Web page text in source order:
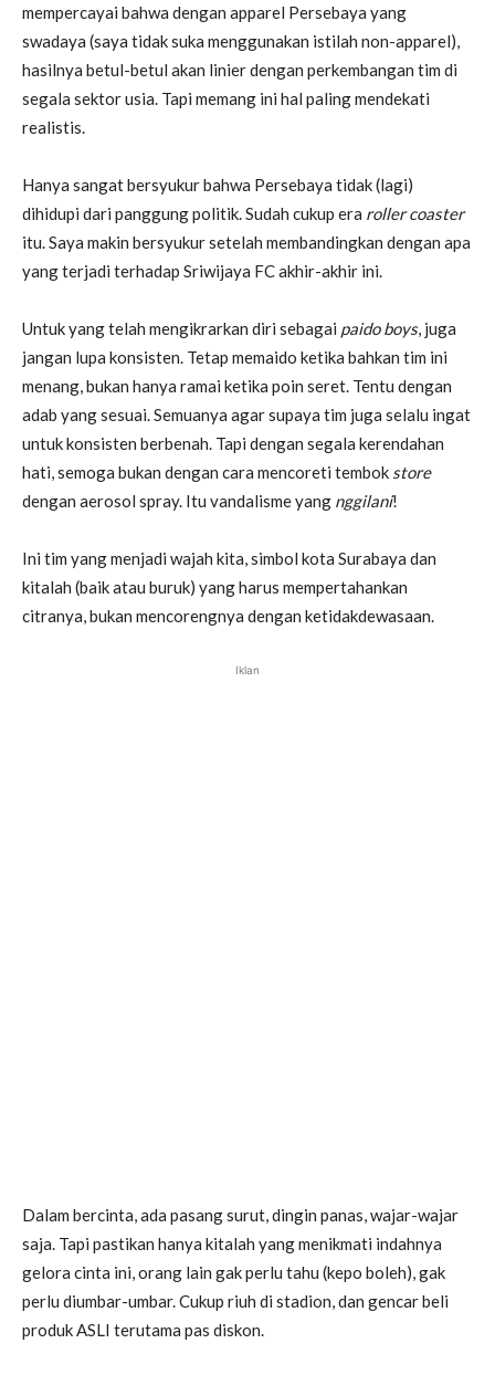
mempercayai bahwa dengan apparel Persebaya yang
swadaya (saya tidak suka menggunakan istilah non-apparel),
hasilnya betul-betul akan linier dengan perkembangan tim di
segala sektor usia. Tapi memang ini hal paling mendekati
realistis.
Hanya sangat bersyukur bahwa Persebaya tidak (lagi)
dihidupi dari panggung politik. Sudah cukup era roller coaster
itu. Saya makin bersyukur setelah membandingkan dengan apa
yang terjadi terhadap Sriwijaya FC akhir-akhir ini.
Untuk yang telah mengikrarkan diri sebagai paido boys, juga
jangan lupa konsisten. Tetap memaido ketika bahkan tim ini
menang, bukan hanya ramai ketika poin seret. Tentu dengan
adab yang sesuai. Semuanya agar supaya tim juga selalu ingat
untuk konsisten berbenah. Tapi dengan segala kerendahan
hati, semoga bukan dengan cara mencoreti tembok store
dengan aerosol spray. Itu vandalisme yang nggilani!
Ini tim yang menjadi wajah kita, simbol kota Surabaya dan
kitalah (baik atau buruk) yang harus mempertahankan
citranya, bukan mencorengnya dengan ketidakdewasaan.
Iklan
Dalam bercinta, ada pasang surut, dingin panas, wajar-wajar
saja. Tapi pastikan hanya kitalah yang menikmati indahnya
gelora cinta ini, orang lain gak perlu tahu (kepo boleh), gak
perlu diumbar-umbar. Cukup riuh di stadion, dan gencar beli
produk ASLI terutama pas diskon.